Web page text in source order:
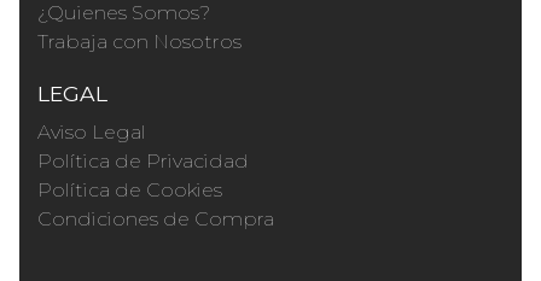
¿Quienes Somos?
Trabaja con Nosotros
LEGAL
Aviso Legal
Política de Privacidad
Política de Cookies
Condiciones de Compra